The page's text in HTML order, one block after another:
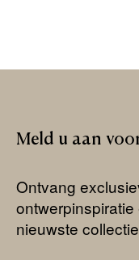
Meld u aan
Ontvang
nieuwste